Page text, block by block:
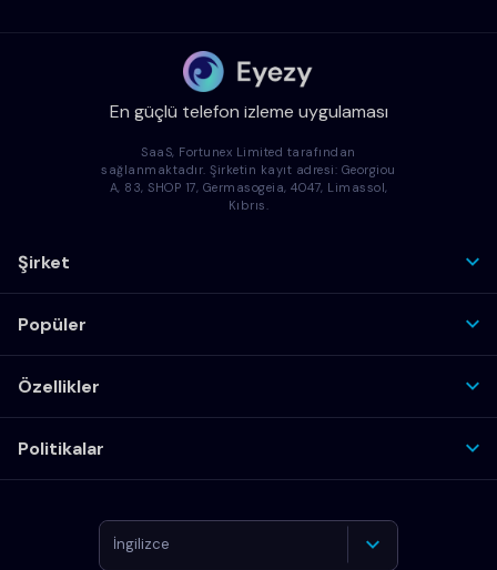
En güçlü telefon izleme uygulaması
SaaS, Fortunex Limited tarafından
sağlanmaktadır. Şirketin kayıt adresi: Georgiou
A, 83, SHOP 17, Germasogeia, 4047, Limassol,
Kıbrıs.
Şirket
Popüler
Özellikler
Politikalar
İngilizce